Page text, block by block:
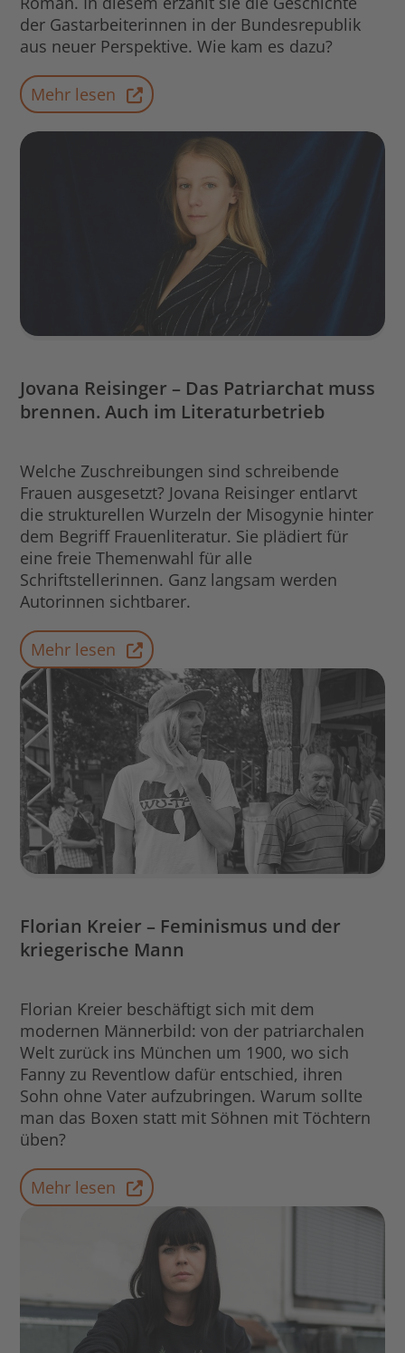
der Gastarbeiterinnen in der Bundesrepublik
aus neuer Perspektive. Wie kam es dazu?
Mehr lesen
Jovana Reisinger – Das Patriarchat muss
brennen. Auch im Literaturbetrieb
Welche Zuschreibungen sind schreibende
Frauen ausgesetzt? Jovana Reisinger entlarvt
die strukturellen Wurzeln der Misogynie hinter
dem Begriff Frauenliteratur. Sie plädiert für
eine freie Themenwahl für alle
Schriftstellerinnen. Ganz langsam werden
Autorinnen sichtbarer.
Mehr lesen
Florian Kreier – Feminismus und der
kriegerische Mann
Florian Kreier beschäftigt sich mit dem
modernen Männerbild: von der patriarchalen
Welt zurück ins München um 1900, wo sich
Fanny zu Reventlow dafür entschied, ihren
Sohn ohne Vater aufzubringen. Warum sollte
man das Boxen statt mit Söhnen mit Töchtern
üben?
Mehr lesen